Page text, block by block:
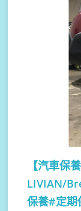
【汽車保
LIVIAN/
保養#定期